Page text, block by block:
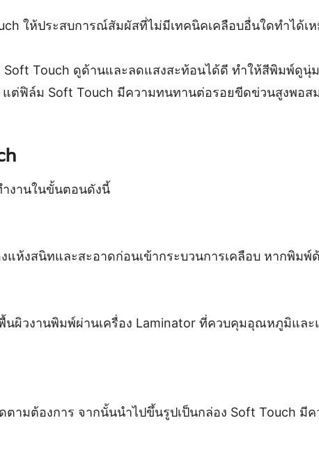
ให้ประสบการณ์สัมผัสที่ไม่มีเทคนิคเคลือบอื่นใดทำได้เ
Soft Touch ดูด้านและลดแสงสะท้อนได้ดี ทำให้สีพิมพ์ดูนุ่ม
แต่ฟิล์ม Soft Touch มีความทนทานต่อรอยขีดข่วนสูงพอ
ำงานในขั้นตอนดังนี้
แห้งสนิทและสะอาดก่อนเข้ากระบวนการเคลือบ หากพิม
ผิวงานพิมพ์ผ่านเครื่อง Laminator ที่ควบคุมอุณหภูมิและ
ตามต้องการ จากนั้นนำไปขึ้นรูปเป็นกล่อง Soft Touch